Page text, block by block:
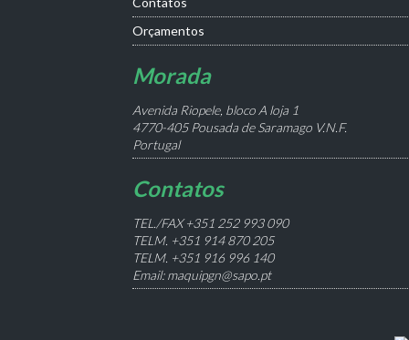
Orçamentos
Morada
Avenida Riopele, bloco A loja 1
4770-405 Pousada de Saramago V.N.F.
Portugal
Contatos
TEL./FAX +351 252 993 090
TELM. +351 914 870 205
TELM. +351 916 996 140
Email: maquipgn@sapo.pt